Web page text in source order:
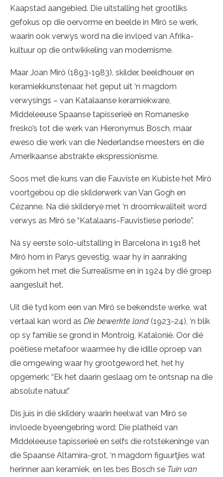
Kaapstad aangebied. Die uitstalling het grootliks
gefokus op die oervorme en beelde in Miró se werk,
waarin ook verwys word na die invloed van Afrika-
kultuur op die ontwikkeling van modernisme.
Maar Joan Miró (1893-1983), skilder, beeldhouer en
keramiekkunstenaar, het geput uit ‘n magdom
verwysings – van Katalaanse keramiekware,
Middeleeuse Spaanse tapisserieë en Romaneske
fresko’s tot die werk van Hieronymus Bosch, maar
eweso die werk van die Nederlandse meesters en die
Amerikaanse abstrakte ekspressionisme.
Soos met die kuns van die Fauviste en Kubiste het Miró
voortgebou op die skilderwerk van Van Gogh en
Cézanne. Na dié skilderye met ‘n droomkwaliteit word
verwys as Miró se “Katalaans-Fauvistiese periode”.
Ná sy eerste solo-uitstalling in Barcelona in 1918 het
Miró hom in Parys gevestig, waar hy in aanraking
gekom het met die Surrealisme en in 1924 by dié groep
aangesluit het.
Uit dié tyd kom een van Miró se bekendste werke, wat
vertaal kan word as Die bewerkte land (1923-24), ‘n blik
op sy familie se grond in Montroig, Katalonië. Oor dié
poëtiese metafoor waarmee hy die idille oproep van
die omgewing waar hy grootgeword het, het hy
opgemerk: “Ek het daarin geslaag om te ontsnap na die
absolute natuur.”
Dis juis in dié skildery waarin heelwat van Miró se
invloede byeengebring word: Die platheid van
Middeleeuse tapisserieë en selfs die rotstekeninge van
die Spaanse Altamira-grot, ‘n magdom figuurtjies wat
herinner aan keramiek, en les bes Bosch se Tuin van